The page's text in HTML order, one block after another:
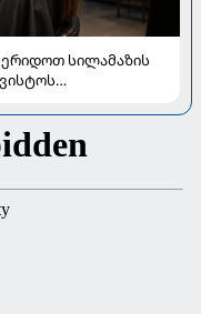
სილამაზის